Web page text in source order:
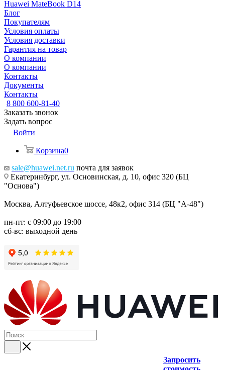
Huawei MateBook D14
Блог
Покупателям
Условия оплаты
Условия доставки
Гарантия на товар
О компании
О компании
Контакты
Документы
Контакты
8 800 600-81-40
Заказать звонок
Задать вопрос
Войти
Корзина0
sale@huawei.net.ru почта для заявок
Екатеринбург, ул. Основинская, д. 10, офис 320 (БЦ
"Основа")
Москва, Алтуфьевское шоссе, 48к2, офис 314 (БЦ "А-48")
пн-пт: с 09:00 до 19:00
сб-вс: выходной день
Запросить